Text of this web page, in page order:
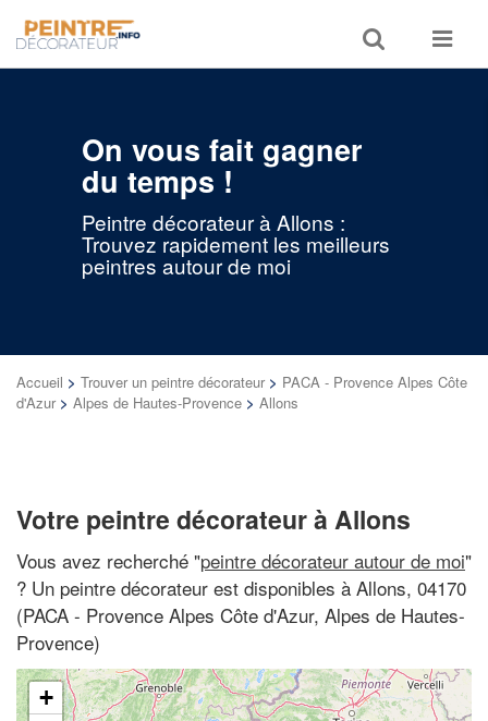
Toggle
search
Toggle
On vous fait gagner
du temps !
Peintre décorateur à Allons :
Trouvez rapidement les meilleurs
peintres autour de moi
Accueil > Trouver un peintre décorateur > PACA - Provence Alpes Côte
d'Azur > Alpes de Hautes-Provence > Allons
Votre peintre décorateur à Allons
Vous avez recherché "peintre décorateur autour de moi"
? Un peintre décorateur est disponibles à Allons, 04170
(PACA - Provence Alpes Côte d'Azur, Alpes de Hautes-
Provence)
+